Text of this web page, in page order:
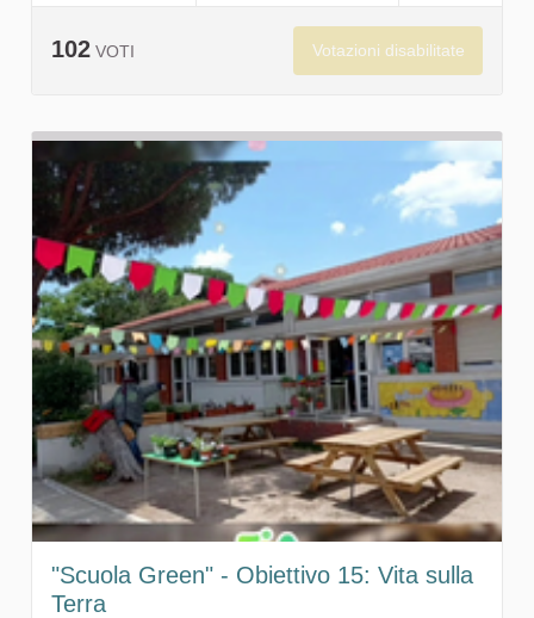
102 VOTI Votazioni disabilitate
"Scuola Green" - Obiettivo 15: Vita sulla
Terra